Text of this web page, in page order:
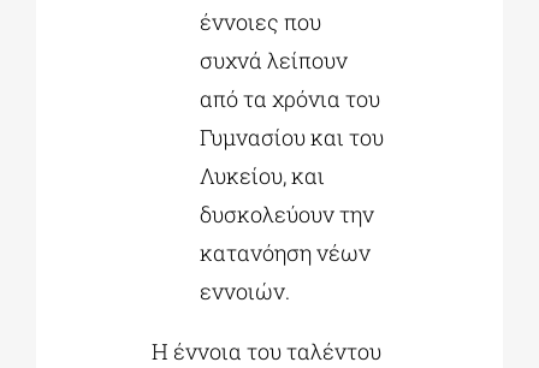
έννοιες που
συχνά λείπουν
από τα χρόνια του
Γυμνασίου και του
Λυκείου, και
δυσκολεύουν την
κατανόηση νέων
εννοιών.
Η έννοια του ταλέντου